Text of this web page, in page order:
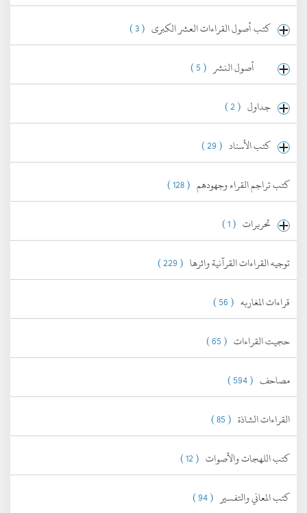
كتب أصول القراءات العشر الكبرى ( 3 )
أصول النشر ( 5 )
جداول ( 2 )
كتب الأسناد ( 29 )
كتب تراجم القراء وجهودهم ( 128 )
تحريرات ( 1 )
توجيه القراءات القرآنية واثرها ( 229 )
قراءات المغاربه ( 56 )
حجيت القراءات ( 65 )
مصاحف ( 594 )
القراءات الشاذة ( 85 )
كتب اللهجات والأصوات ( 12 )
كتب المعاني والتفسير ( 94 )